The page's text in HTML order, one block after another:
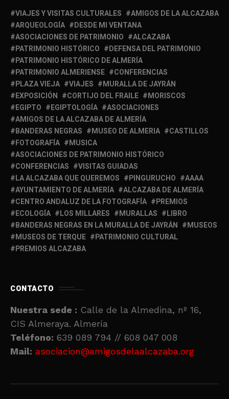
VIAJES Y VISITAS CULTURALES
AMIGOS DE LA ALCAZABA
ARQUEOLOGÍA
DESDE MI VENTANA
ASOCIACIONES DE PATRIMONIO
ALCAZABA
PATRIMONIO HISTÓRICO
DEFENSA DEL PATRIMONIO
PATRIMONIO HISTÓRICO DE ALMERÍA
PATRIMONIO ALMERIENSE
CONFERENCIAS
PLAZA VIEJA
VIAJES
MURALLA DE JAYRÁN
EXPOSICIÓN
CORTIJO DEL FRAILE
MORISCOS
EGIPTO
EGIPTOLOGÍA
ASOCIACIONES
AMIGOS DE LA ALCAZABA DE ALMERÍA
BANDERAS NEGRAS
MUSEO DE ALMERIA
CASTILLOS
FOTOGRAFÍA
MUSICA
ASOCIACIONES DE PATRIMONIO HISTÓRICO
CONFERENCIAS
VISITAS GUIADAS
LA ALCAZABA QUE QUEREMOS
PINGURUCHO
AAAA
AYUNTAMIENTO DE ALMERÍA
ALCAZABA DE ALMERÍA
CENTRO ANDALUZ DE LA FOTOGRAFÍA
PREMIOS
ECOLOGÍA
LOS MILLARES MURALLAS
LIBRO
BANDERAS NEGRAS EN LA MURALLA DE JAYRÁN
MUSEOS
MUSEOS DE TERQUE
PATRIMONIO CULTURAL
PREMIOS ALCAZABA
CONTACTO
Nuestra sede : Calle de la Almedina, nº 16,
CIS Almeraya. Almería
Teléfono: 639 089 794 // 608 047 008
Mail: asociacion@amigosdelaalcazaba.org